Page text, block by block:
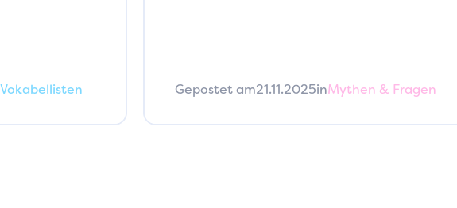
Vokabellisten Gepostet am21.11.2025inMythen & Fragen